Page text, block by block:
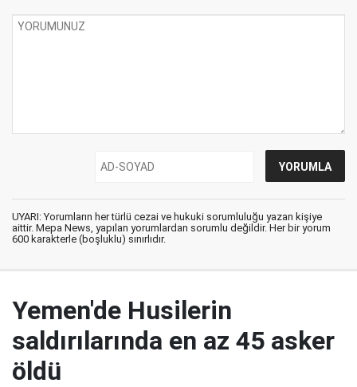
UYARI: Yorumların her türlü cezai ve hukuki sorumluluğu yazan kişiye
aittir. Mepa News, yapılan yorumlardan sorumlu değildir. Her bir yorum
600 karakterle (boşluklu) sınırlıdır.
Yemen'de Husilerin
saldırılarında en az 45 asker
öldü